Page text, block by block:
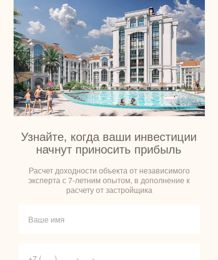
Расчет доходности объекта от независимого
эксперта с 7-летним опытом, в дополнение к
расчету от застройщика
Узнайте, когда ваши инвестиции
начнут приносить прибыль